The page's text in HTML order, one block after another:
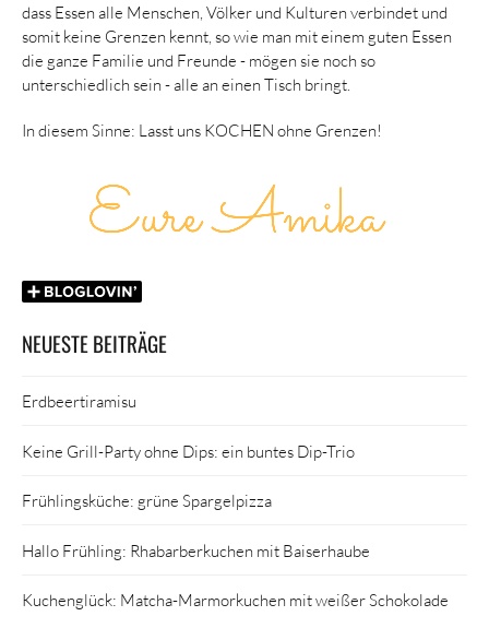
dass Essen alle Menschen, Völker und Kulturen verbindet und
somit keine Grenzen kennt, so wie man mit einem guten Essen
die ganze Familie und Freunde - mögen sie noch so
unterschiedlich sein - alle an einen Tisch bringt.
In diesem Sinne: Lasst uns KOCHEN ohne Grenzen!
NEUESTE BEITRÄGE
Erdbeertiramisu
Keine Grill-Party ohne Dips: ein buntes Dip-Trio
Frühlingsküche: grüne Spargelpizza
Hallo Frühling: Rhabarberkuchen mit Baiserhaube
Kuchenglück: Matcha-Marmorkuchen mit weißer Schokolade